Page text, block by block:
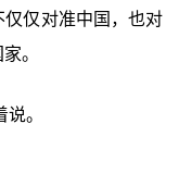
仅对准中国，也对
。
。